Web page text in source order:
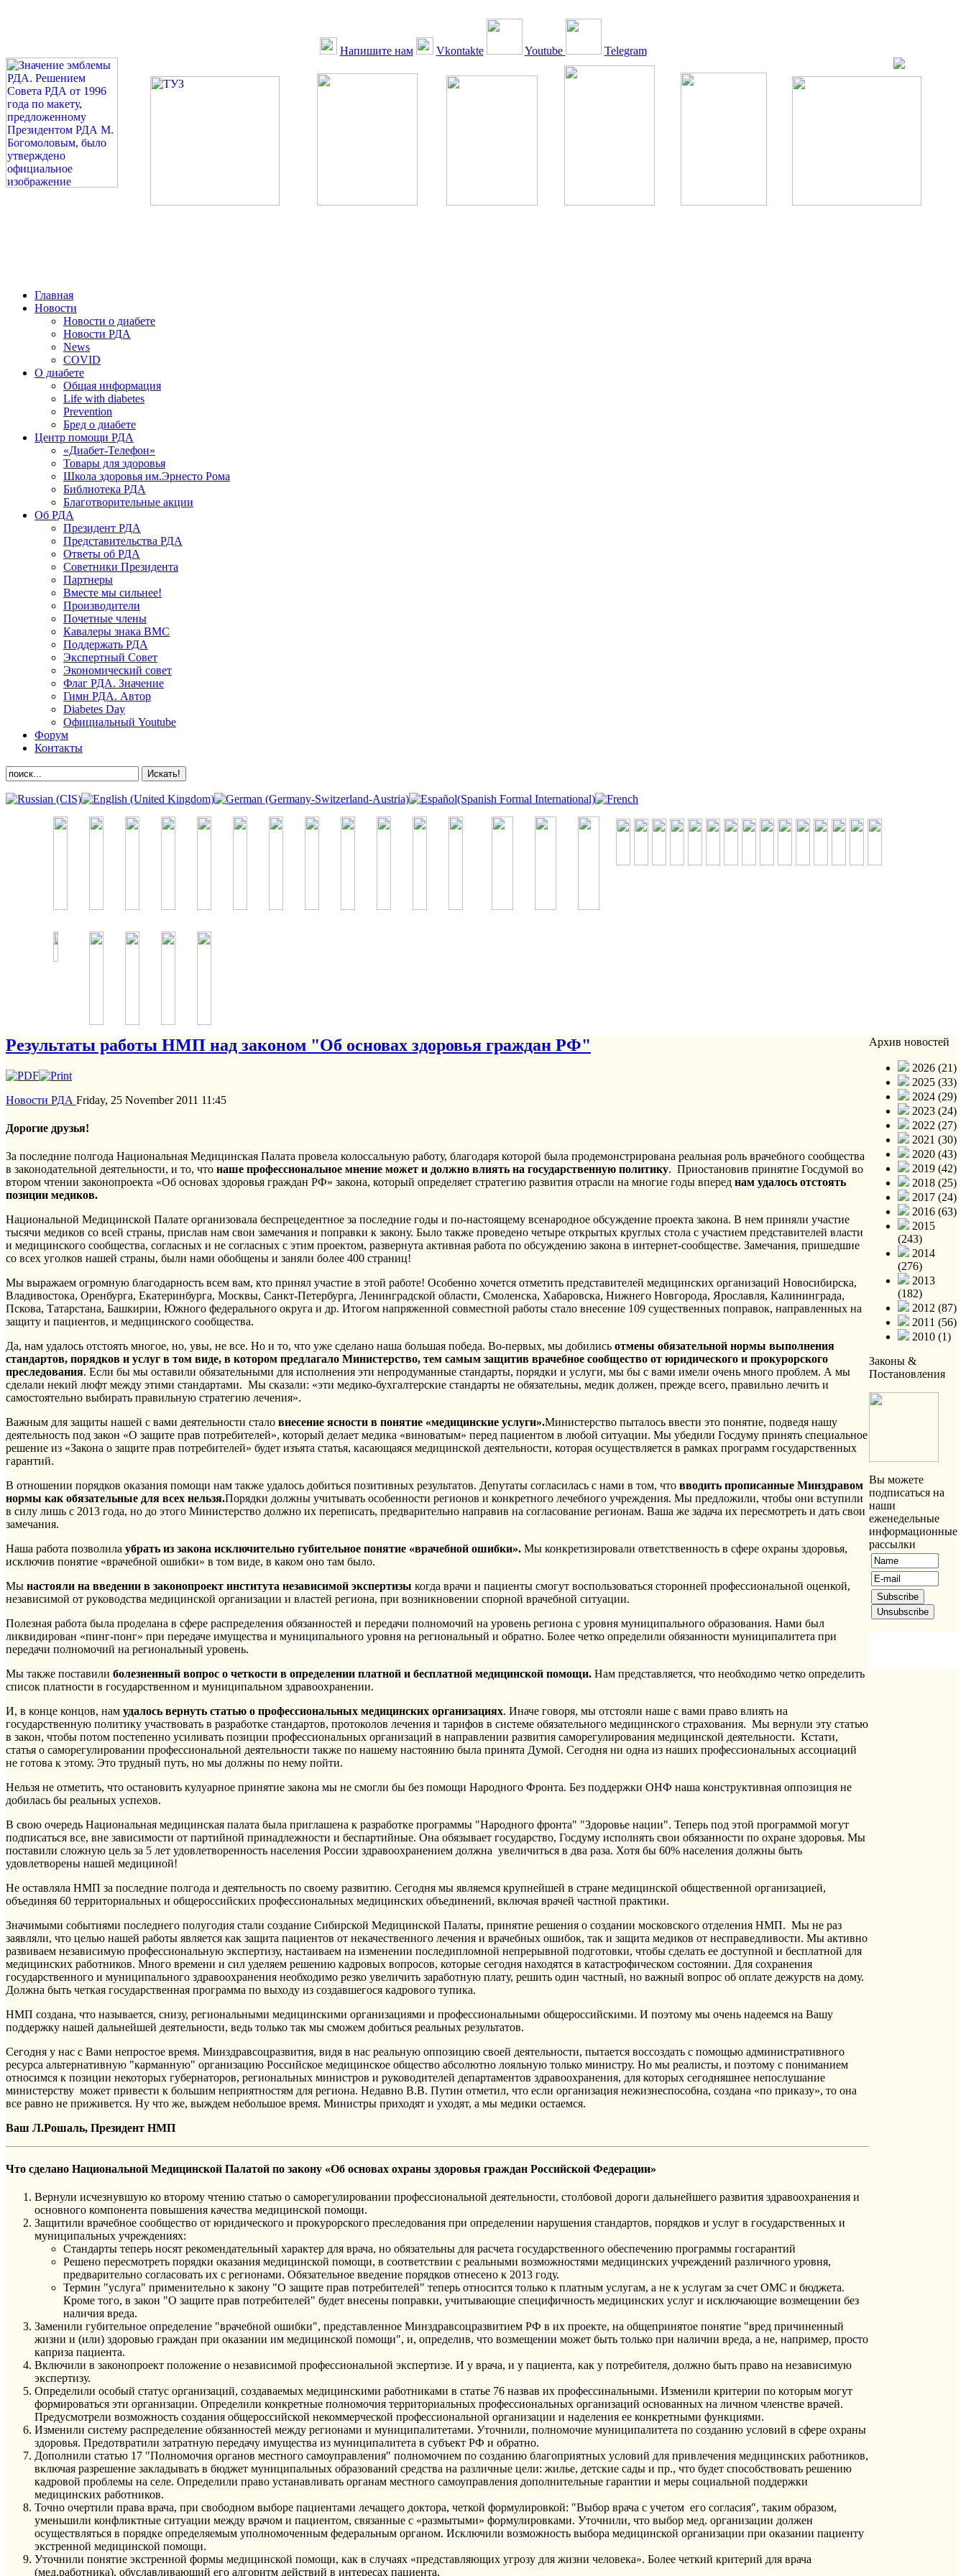
Напишите нам Vkontakte Youtube Telegram
Главная
Новости
Новости о диабете
Новости РДА
News
COVID
О диабете
Общая информация
Life with diabetes
Prevention
Бред о диабете
Центр помощи РДА
«Диабет-Телефон»
Товары для здоровья
Школа здоровья им.Эрнесто Рома
Библиотека РДА
Благотворительные акции
Об РДА
Президент РДА
Представительства РДА
Ответы об РДА
Советники Президента
Партнеры
Вместе мы сильнее!
Производители
Почетные члены
Кавалеры знака ВМС
Поддержать РДА
Экспертный Совет
Экономический совет
Флаг РДА. Значение
Гимн РДА. Автор
Diabetes Day
Официальный Youtube
Форум
Контакты
Результаты работы НМП над законом "Об основах здоровья граждан РФ"
Новости РДА Friday, 25 November 2011 11:45
Дорогие друзья!
За последние полгода Национальная Медицинская Палата провела колоссальную работу, благодаря которой была продемонстрирована реальная роль врачебного сообщества
в законодательной деятельности, и то, что наше профессиональное мнение может и должно влиять на государственную политику. Приостановив принятие Госдумой во
втором чтении законопроекта «Об основах здоровья граждан РФ» закона, который определяет стратегию развития отрасли на многие годы вперед нам удалось отстоять
позиции медиков.
Национальной Медицинской Палате организовала беспрецедентное за последние годы и по-настоящему всенародное обсуждение проекта закона. В нем приняли участие
тысячи медиков со всей страны, прислав нам свои замечания и поправки к закону. Было также проведено четыре открытых круглых стола с участием представителей власти
и медицинского сообщества, согласных и не согласных с этим проектом, развернута активная работа по обсуждению закона в интернет-сообществе. Замечания, пришедшие
со всех уголков нашей страны, были нами обобщены и заняли более 400 страниц!
Мы выражаем огромную благодарность всем вам, кто принял участие в этой работе! Особенно хочется отметить представителей медицинских организаций Новосибирска,
Владивостока, Оренбурга, Екатеринбурга, Москвы, Санкт-Петербурга, Ленинградской области, Смоленска, Хабаровска, Нижнего Новгорода, Ярославля, Калининграда,
Пскова, Татарстана, Башкирии, Южного федерального округа и др. Итогом напряженной совместной работы стало внесение 109 существенных поправок, направленных на
защиту и пациентов, и медицинского сообщества.
Да, нам удалось отстоять многое, но, увы, не все. Но и то, что уже сделано наша большая победа. Во-первых, мы добились отмены обязательной нормы выполнения
стандартов, порядков и услуг в том виде, в котором предлагало Министерство, тем самым защитив врачебное сообщество от юридического и прокурорского
преследования. Если бы мы оставили обязательными для исполнения эти непродуманные стандарты, порядки и услуги, мы бы с вами имели очень много проблем. А мы
сделали некий люфт между этими стандартами. Мы сказали: «эти медико-бухгалтерские стандарты не обязательны, медик должен, прежде всего, правильно лечить и
самостоятельно выбирать правильную стратегию лечения».
Важным для защиты нашей с вами деятельности стало внесение ясности в понятие «медицинские услуги».Министерство пыталось ввести это понятие, подведя нашу
деятельность под закон «О защите прав потребителей», который делает медика «виноватым» перед пациентом в любой ситуации. Мы убедили Госдуму принять специальное
решение из «Закона о защите прав потребителей» будет изъята статья, касающаяся медицинской деятельности, которая осуществляется в рамках программ государственных
гарантий.
В отношении порядков оказания помощи нам также удалось добиться позитивных результатов. Депутаты согласилась с нами в том, что вводить прописанные Минздравом
нормы как обязательные для всех нельзя.Порядки должны учитывать особенности регионов и конкретного лечебного учреждения. Мы предложили, чтобы они вступили
в силу лишь с 2013 года, но до этого Министерство должно их переписать, предварительно направив на согласование регионам. Ваша же задача их пересмотреть и дать свои
замечания.
Наша работа позволила убрать из закона исключительно губительное понятие «врачебной ошибки». Мы конкретизировали ответственность в сфере охраны здоровья,
исключив понятие «врачебной ошибки» в том виде, в каком оно там было.
Мы настояли на введении в законопроект института независимой экспертизы когда врачи и пациенты смогут воспользоваться сторонней профессиональной оценкой,
независимой от руководства медицинской организации и властей региона, при возникновении спорной врачебной ситуации.
Полезная работа была проделана в сфере распределения обязанностей и передачи полномочий на уровень региона с уровня муниципального образования. Нами был
ликвидирован «пинг-понг» при передаче имущества и муниципального уровня на региональный и обратно. Более четко определили обязанности муниципалитета при
передачи полномочий на региональный уровень.
Мы также поставили болезненный вопрос о четкости в определении платной и бесплатной медицинской помощи. Нам представляется, что необходимо четко определить
список платности в государственном и муниципальном здравоохранении.
И, в конце концов, нам удалось вернуть статью о профессиональных медицинских организациях. Иначе говоря, мы отстояли наше с вами право влиять на
государственную политику участвовать в разработке стандартов, протоколов лечения и тарифов в системе обязательного медицинского страхования. Мы вернули эту статью
в закон, чтобы потом постепенно усиливать позиции профессиональных организаций в направлении развития саморегулирования медицинской деятельности. Кстати,
статья о саморегулировании профессиональной деятельности также по нашему настоянию была принята Думой. Сегодня ни одна из наших профессиональных ассоциаций
не готова к этому. Это трудный путь, но мы должны по нему пойти.
Нельзя не отметить, что остановить кулуарное принятие закона мы не смогли бы без помощи Народного Фронта. Без поддержки ОНФ наша конструктивная оппозиция не
добилась бы реальных успехов.
В свою очередь Национальная медицинская палата была приглашена к разработке программы "Народного фронта" "Здоровье нации". Теперь под этой программой могут
подписаться все, вне зависимости от партийной принадлежности и беспартийные. Она обязывает государство, Госдуму исполнять свои обязанности по охране здоровья. Мы
поставили сложную цель за 5 лет удовлетворенность населения России здравоохранением должна увеличиться в два раза. Хотя бы 60% населения должны быть
удовлетворены нашей медициной!
Не оставляла НМП за последние полгода и деятельность по своему развитию. Сегодня мы являемся крупнейшей в стране медицинской общественной организацией,
объединяя 60 территориальных и общероссийских профессиональных медицинских объединений, включая врачей частной практики.
Значимыми событиями последнего полугодия стали создание Сибирской Медицинской Палаты, принятие решения о создании московского отделения НМП. Мы не раз
заявляли, что целью нашей работы является как защита пациентов от некачественного лечения и врачебных ошибок, так и защита медиков от несправедливости. Мы активно
развиваем независимую профессиональную экспертизу, настаиваем на изменении последипломной непрерывной подготовки, чтобы сделать ее доступной и бесплатной для
медицинских работников. Много времени и сил уделяем решению кадровых вопросов, которые сегодня находятся в катастрофическом состоянии. Для сохранения
государственного и муниципального здравоохранения необходимо резко увеличить заработную плату, решить один частный, но важный вопрос об оплате дежурств на дому.
Должна быть четкая государственная программа по выходу из создавшегося кадрового тупика.
НМП создана, что называется, снизу, региональными медицинскими организациями и профессиональными общероссийскими. И поэтому мы очень надеемся на Вашу
поддержку нашей дальнейшей деятельности, ведь только так мы сможем добиться реальных результатов.
Сегодня у нас с Вами непростое время. Минздравсоцразвития, видя в нас реальную оппозицию своей деятельности, пытается воссоздать с помощью административного
ресурса альтернативную "карманную" организацию Российское медицинское общество абсолютно лояльную только министру. Но мы реалисты, и поэтому с пониманием
относимся к позиции некоторых губернаторов, региональных министров и руководителей департаментов здравоохранения, для которых сегодняшнее непослушание
министерству может привести к большим неприятностям для региона. Недавно В.В. Путин отметил, что если организация нежизнеспособна, создана «по приказу», то она
все равно не приживется. Ну что же, выждем небольшое время. Министры приходят и уходят, а мы медики остаемся.
Ваш Л.Рошаль, Президент НМП
Что сделано Национальной Медицинской Палатой по закону «Об основах охраны здоровья граждан Российской Федерации»
Вернули исчезнувшую ко второму чтению статью о саморегулировании профессиональной деятельности, столбовой дороги дальнейшего развития здравоохранения и
основного компонента повышения качества медицинской помощи.
Защитили врачебное сообщество от юридического и прокурорского преследования при определении нарушения стандартов, порядков и услуг в государственных и
муниципальных учреждениях:
Стандарты теперь носят рекомендательный характер для врача, но обязательны для расчета государственного обеспечению программы госгарантий
Решено пересмотреть порядки оказания медицинской помощи, в соответствии с реальными возможностями медицинских учреждений различного уровня,
предварительно согласовать их с регионами. Обязательное введение порядков отнесено к 2013 году.
Термин "услуга" применительно к закону "О защите прав потребителей" теперь относится только к платным услугам, а не к услугам за счет ОМС и бюджета.
Кроме того, в закон "О защите прав потребителей" будет внесены поправки, учитывающие специфичность медицинских услуг и исключающие возмещении без
наличия вреда.
Заменили губительное определение "врачебной ошибки", представленное Минздравсоцразвитием РФ в их проекте, на общепринятое понятие "вред причиненный
жизни и (или) здоровью граждан при оказании им медицинской помощи", и, определив, что возмещении может быть только при наличии вреда, а не, например, просто
каприза пациента.
Включили в законопроект положение о независимой профессиональной экспертизе. И у врача, и у пациента, как у потребителя, должно быть право на независимую
экспертизу.
Определили особый статус организаций, создаваемых медицинскими работниками в статье 76 назвав их профессинальными. Изменили критерии по которым могут
формироваться эти организации. Определили конкретные полномочия территориальных профессиональных организаций основанных на личном членстве врачей.
Предусмотрели возможность создания общероссийской некоммерческой профессиональной организации и наделения ее конкретными функциями.
Изменили систему распределение обязанностей между регионами и муниципалитетами. Уточнили, полномочие муниципалитета по созданию условий в сфере охраны
здоровья. Предотвратили затратную передачу имущества из муниципалитета в субъект РФ и обратно.
Дополнили статью 17 "Полномочия органов местного самоуправления" полномочием по созданию благоприятных условий для привлечения медицинских работников,
включая разрешение закладывать в бюджет муниципальных образований средства на различные цели: жилье, детские сады и пр., что будет способствовать решению
кадровой проблемы на селе. Определили право устанавливать органам местного самоуправления дополнительные гарантии и меры социальной поддержки
медицинских работников.
Точно очертили права врача, при свободном выборе пациентами лечащего доктора, четкой формулировкой: "Выбор врача с учетом его согласия", таким образом,
уменьшили конфликтные ситуации между врачом и пациентом, связанные с «размытыми» формулировками. Уточнили, что выбор мед. организации должен
осуществляться в порядке определяемым уполномоченным федеральным органом. Исключили возможность выбора медицинской организации при оказании пациенту
экстренной медицинской помощи.
Уточнили понятие экстренной формы медицинской помощи, как в случаях «представляющих угрозу для жизни человека». Более четкий критерий для врача
(мед.работника), обуславливающий его алгоритм действий в интересах пациента.
Архив новостей
2026 (21)
2025 (33)
2024 (29)
2023 (24)
2022 (27)
2021 (30)
2020 (43)
2019 (42)
2018 (25)
2017 (24)
2016 (63)
2015
(243)
2014
(276)
2013
(182)
2012 (87)
2011 (56)
2010 (1)
Законы &
Постановления
Вы можете
подписаться на
наши
еженедельные
информационные
рассылки